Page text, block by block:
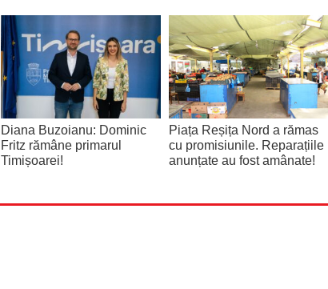
Diana Buzoianu: Dominic
Fritz rămâne primarul
Timișoarei!
Piața Reșița Nord a rămas
cu promisiunile. Reparațiile
anunțate au fost amânate!